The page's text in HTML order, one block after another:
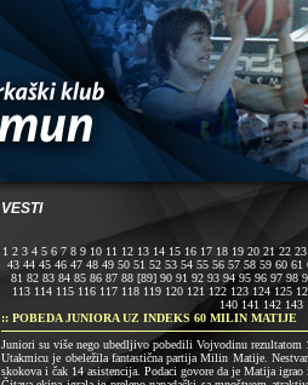
VESTI
1 2 3 4 5 6 7 8 9 10 11 12 13 14 15 16 17 18 19 20 21 22 23
43 44 45 46 47 48 49 50 51 52 53 54 55 56 57 58 59 60 61
81 82 83 84 85 86 87 88 [89] 90 91 92 93 94 95 96 97 98
113 114 115 116 117 118 119 120 121 122 123 124 125
140 141 142 143
:: POBEDA JUNIORA UZ INDEKS 60 MILIN MATIJE
Juniori su više nego ubedljivo pobedili Vojvodinu rezultatom
Utakmicu je obeležila fantastična partija Milin Matije.
skokova i čak 14 asistencija. Podaci govore da je Matija igrao